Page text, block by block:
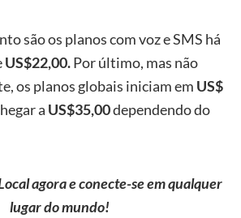
são os planos com voz e SMS há
US$22,00.Por último, mas não
os planos globais iniciam em US$
a US$35,00dependendo do
agora e conecte-se em qualquer
lugar do mundo!